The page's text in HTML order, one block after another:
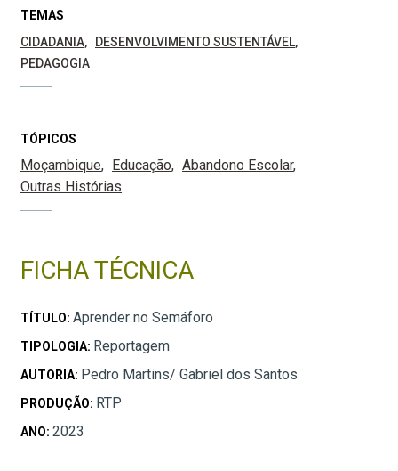
TEMAS
CIDADANIA
DESENVOLVIMENTO SUSTENTÁVEL
PEDAGOGIA
TÓPICOS
Moçambique Educação
Abandono Escolar
Outras Histórias
FICHA TÉCNICA
TÍTULO: Aprender no Semáforo
TIPOLOGIA: Reportagem
AUTORIA: Pedro Martins/ Gabriel dos Santos
PRODUÇÃO: RTP
ANO: 2023